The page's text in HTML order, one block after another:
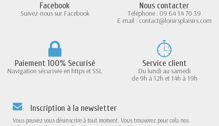
Facebook
Suivez-nous sur Facebook
Nous contacter
Téléphone : 09 64 14 70 39
E-mail : contact@loisirsplaisirs.com
Paiement 100% Securisé
Navigation sécurisée en https et SSL
Service client
Du lundi au samedi
de 9h à 12h et 14h à 19h
Inscription à la newsletter
Vous pouvez vous désinscrire à tout moment. Vous trouverez pour cela nos